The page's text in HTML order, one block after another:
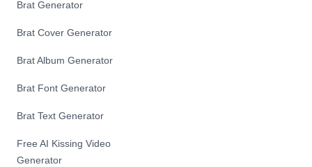
Brat Generator
Brat Cover Generator
Brat Album Generator
Brat Font Generator
Brat Text Generator
Free AI Kissing Video
Generator